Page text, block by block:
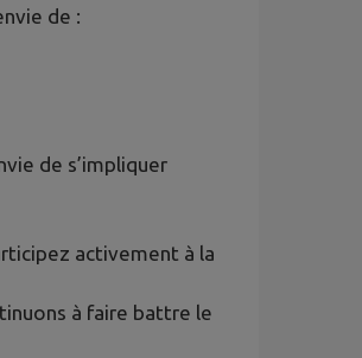
de :
de s’impliquer
activement à la
à faire battre le